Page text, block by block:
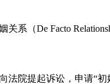
系（De Facto
院提起诉讼，申请“初